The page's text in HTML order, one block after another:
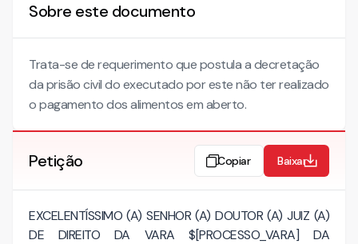
Sobre este documento
Trata-se de requerimento que postula a decretação
da prisão civil do executado por este não ter realizado
o pagamento dos alimentos em aberto.
Petição Copiar Baixar
EXCELENTÍSSIMO (A) SENHOR (A) DOUTOR (A) JUIZ (A)
DE DIREITO DA VARA $[PROCESSO_VARA] DA